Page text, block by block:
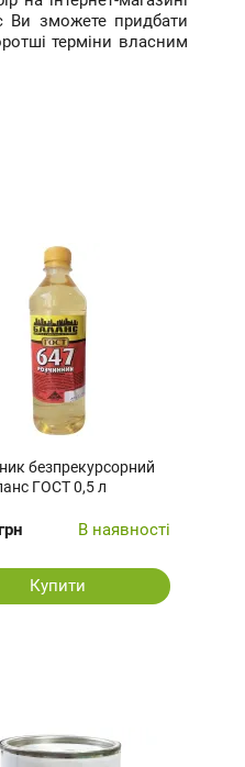
Ви зможете придбати
терміни власним
безпрекурсорний
ГОСТ 0,5 л
В наявності
Купити